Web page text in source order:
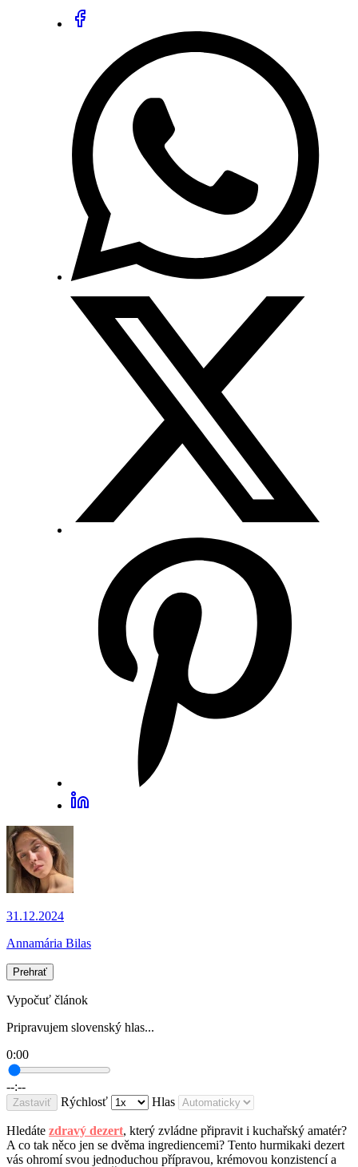
31.12.2024
Annamária Bilas
Prehrať
Vypočuť článok
Pripravujem slovenský hlas...
0:00
--:--
Zastaviť Rýchlosť Hlas
Hledáte zdravý dezert, který zvládne připravit i kuchařský amatér?
A co tak něco jen se dvěma ingrediencemi? Tento hurmikaki dezert
vás ohromí svou jednoduchou přípravou, krémovou konzistencí a